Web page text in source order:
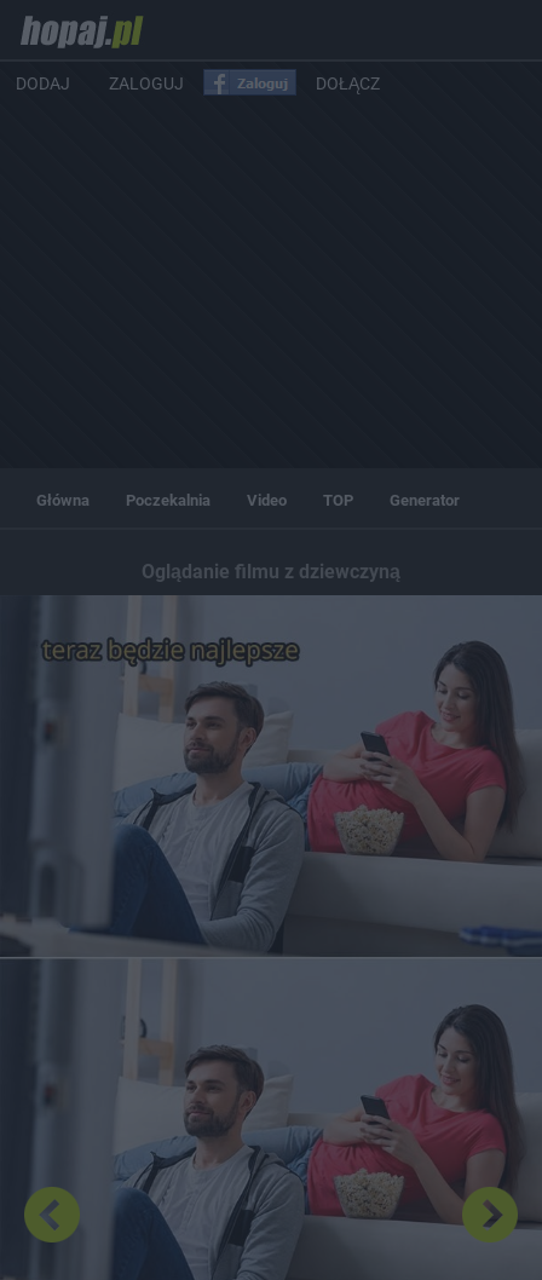
DODAJ ZALOGUJ DOŁĄCZ
Główna Poczekalnia Video TOP Generator
Oglądanie filmu z dziewczyną